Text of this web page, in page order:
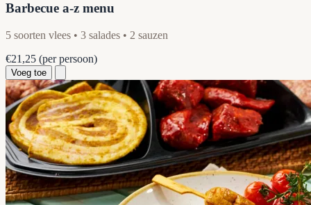
Barbecue a-z menu
5 soorten vlees • 3 salades • 2 sauzen
€21,25 (per persoon)
Voeg toe